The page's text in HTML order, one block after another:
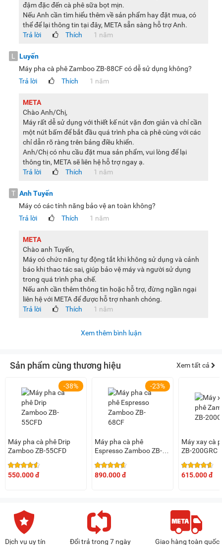
đậm đặc đến cà phê sữa bọt mịn.
Nếu Anh cần tìm hiểu thêm về sản phẩm hay đặt mua, có
thể để lại thông tin tại đây, META sẵn sàng hỗ trợ Anh.
Trả lời
Thích 1 năm
L
Luyến
Máy pha cà phê Zamboo ZB-88CF có dễ sử dụng không?
Trả lời
Thích 1 năm
META
Chào Anh/Chị,
Máy rất dễ sử dụng với thiết kế nút vặn đơn giản và chỉ cần
một nút bấm để bắt đầu quá trình pha cà phê cùng với các
chỉ dẫn rõ ràng trên bảng điều khiển.
Anh/Chị có nhu cầu đặt mua sản phẩm, vui lòng để lại
thông tin, META sẽ liên hệ hỗ trợ ngay ạ.
Trả lời
Thích 1 năm
T Anh Tuyến
Máy có các tính năng bảo vệ an toàn không?
Trả lời
Thích 1 năm
META
Chào anh Tuyến,
Máy có chức năng tự động tắt khi không sử dụng và cảnh
báo khi thao tác sai, giúp bảo vệ máy và người sử dụng
trong quá trình pha chế.
Nếu anh cần thêm thông tin hoặc hỗ trợ, đừng ngần ngại
liên hệ với META để được hỗ trợ nhanh chóng.
Trả lời
Thích 1 năm
Xem thêm bình luận
Sản phẩm cùng thương hiệu Xem tất cả
-38%
Máy pha cà phê Drip
Zamboo ZB-55CFD
550.000 đ
-23%
Máy pha cà phê
Espresso Zamboo ZB-
890.000 đ
Máy xay cà
ZB-200GRC
615.000 đ
Dịch vụ uy tín Đổi trả trong 7 ngày Giao hàng toàn quốc